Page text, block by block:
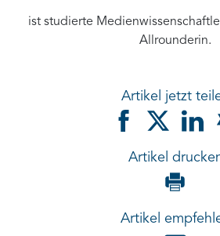
ist studierte
Allrounderin.
Artikel jetzt
Artikel
Artikel